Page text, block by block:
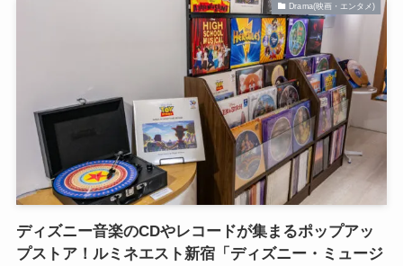
Drama(映画・エンタメ)
ディズニー音楽のCDやレコードが集まるポップアッ
プストア！ルミネエスト新宿「ディズニー・ミュージ